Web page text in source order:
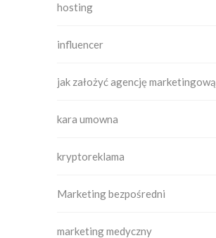
hosting
influencer
jak założyć agencję marketingową
kara umowna
kryptoreklama
Marketing bezpośredni
marketing medyczny